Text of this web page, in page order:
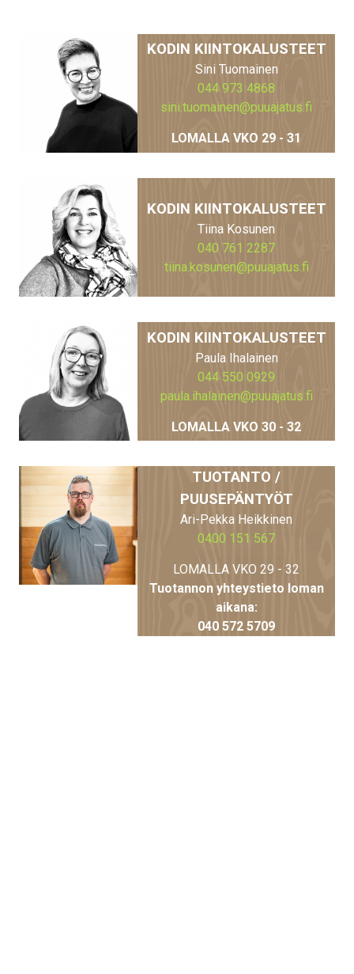
KODIN KIINTOKALUSTEET
Sini Tuomainen
044 973 4868
sini.tuomainen@puuajatus.fi
LOMALLA VKO 29 - 31
KODIN KIINTOKALUSTEET
Tiina Kosunen
040 761 2287
tiina.kosunen@puuajatus.fi
KODIN KIINTOKALUSTEET
Paula Ihalainen
044 550 0929
paula.ihalainen@puuajatus.fi
LOMALLA VKO 30 - 32
TUOTANTO /
PUUSEPÄNTYÖT
Ari-Pekka Heikkinen
0400 151 567
LOMALLA VKO 29 - 32
Tuotannon yhteystieto loman
aikana:
040 572 5709